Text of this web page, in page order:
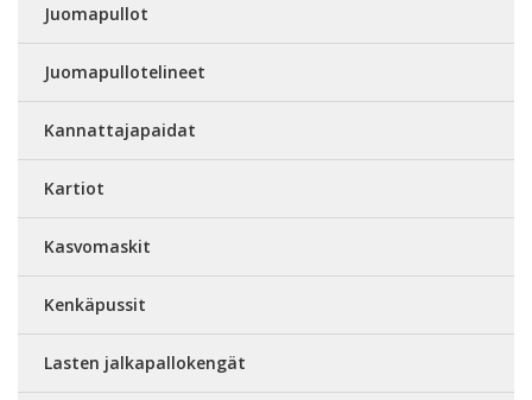
Juomapullot
Juomapullotelineet
Kannattajapaidat
Kartiot
Kasvomaskit
Kenkäpussit
Lasten jalkapallokengät